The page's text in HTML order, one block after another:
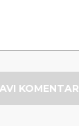
KOMENTAR